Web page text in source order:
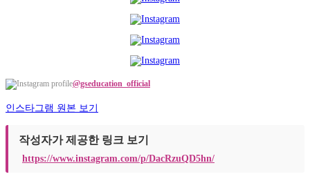
@gseducation_official
인스타그램 원본 보기
작성자가 제공한 링크 보기
https://www.instagram.com/p/DacRzuQD5hn/